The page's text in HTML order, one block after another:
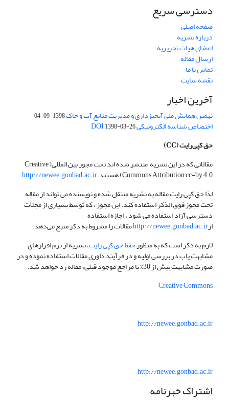
دسترسی سریع
صفحه اصلی
درباره نشریه
اعضای هیات تحریریه
ارسال مقاله
تماس با ما
نقشه سایت
آخرین اخبار
نهمین همایش ملی آبخیزداری و مدیریت منابع آب و خاک1398-09-04
اختصاص شناسه الکترونیکی DOI1398-03-26
حق کپی‌رایت(CC)
مقالاتی که در این نشریه منتشر شده اند تحت مجوز بین المللی( Creative
Commons Attribution cc-by 4.0) هستند.
http://newee.gonbad.ac.ir
لذا حق کپی رایت مقاله به نشریه منتقل شده و نویسنده می تواند از مقاله
تحت مجوز فوق الذکر استفاده کند. این مجوز ، که توسط بسیاری از مجلات
دسترسی آزاد استفاده می شود ، اجازه استفاده
ازhttp://newee.gonbad.ac.irمقالات را مشروط به ذکر منبع می‌دهد.
لازم به ذکر است که به منظورحفظ حق کپی رایت، نشریه از نرم افزارهای
مشابهت یاب در بررسی اولیه و در فرآیند داوری مقالات استفاده نموده و در
صورت مشابهت بیش از 30% با مراجع موجود قبلی، مقاله رد خواهد شد.
Creative Commons
http://newee.gonbad.ac.ir
http://newee.gonbad.ac.ir
اشتراک خبرنامه